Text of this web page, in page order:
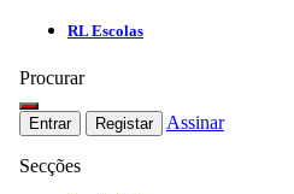
RL Escolas
Procurar
Entrar Registar Assinar
Secções